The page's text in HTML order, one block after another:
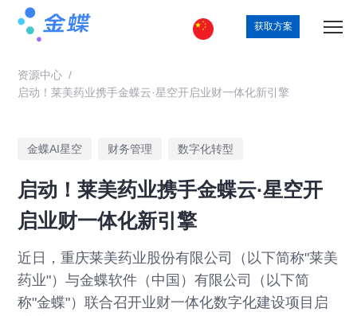
获取方案
资源中心 /
启动！莱美药业携手金蝶云·星空开启业财一体化新引擎
金蝶AI星空 财务管理 数字化转型
启动！莱美药业携手金蝶云·星空开
启业财一体化新引擎
近日，重庆莱美药业股份有限公司（以下简称"莱美
药业"）与金蝶软件（中国）有限公司（以下简
称"金蝶"）联合召开业财一体化数字化建设项目启